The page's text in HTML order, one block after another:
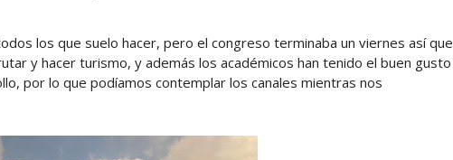
los que suelo hacer, pero el congreso terminaba un viernes así que
y hacer turismo, y además los académicos han tenido el buen gusto
por lo que podíamos contemplar los canales mientras nos